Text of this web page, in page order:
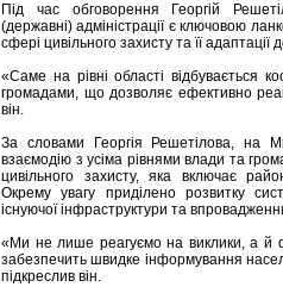
Під час обговорення Георгій
(державні) адміністрації є ключовою
сфері цивільного захисту та її адаптації
«Саме на рівні області відбувається
громадами, що дозволяє ефективно
він.
За словами Георгія Решетілова, на
взаємодію з усіма рівнями влади та
цивільного захисту, яка включає
Окрему увагу приділено розвитку
існуючої інфраструктури та
«Ми не лише реагуємо на виклики, а й
забезпечить швидке інформування
підкреслив він.